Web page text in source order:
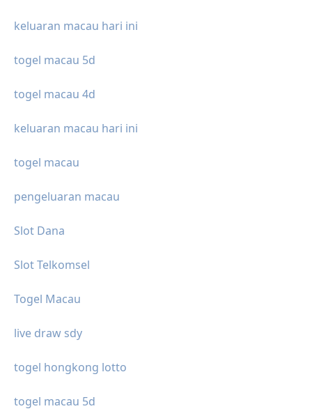
keluaran macau hari ini
togel macau 5d
togel macau 4d
keluaran macau hari ini
togel macau
pengeluaran macau
Slot Dana
Slot Telkomsel
Togel Macau
live draw sdy
togel hongkong lotto
togel macau 5d